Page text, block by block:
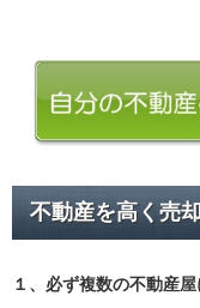
不動産を高く売
１、必ず複数の不動産屋